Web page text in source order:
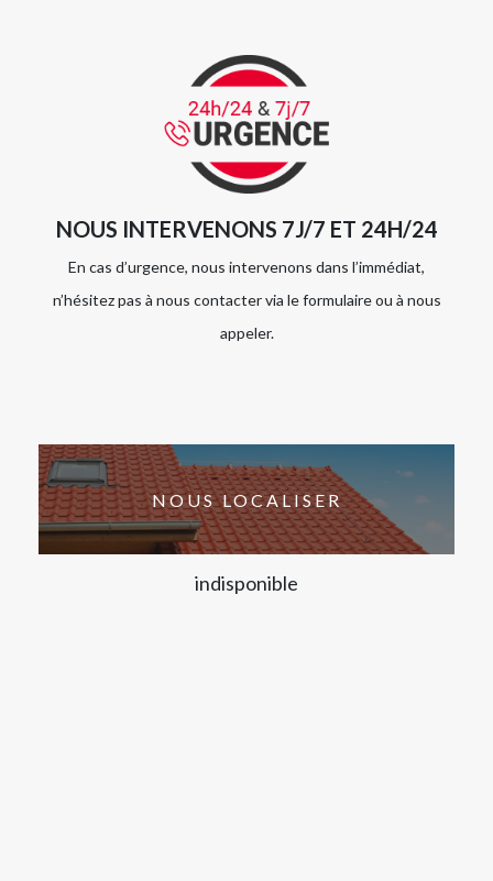
NOUS INTERVENONS 7J/7 ET 24H/24
En cas d’urgence, nous intervenons dans l’immédiat,
n’hésitez pas à nous contacter via le formulaire ou à nous
appeler.
NOUS LOCALISER
indisponible